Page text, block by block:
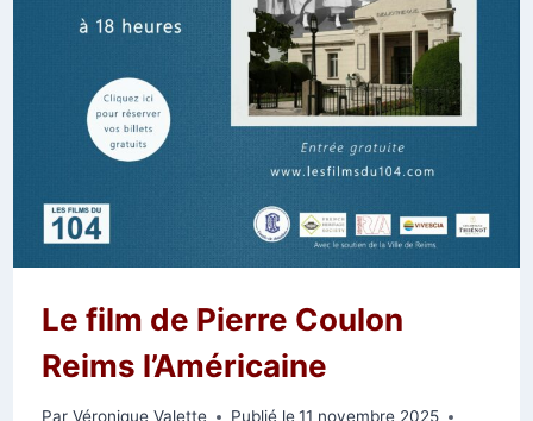
Le film de Pierre Coulon
Reims l’Américaine
Par Véronique Valette Publié le 11 novembre 2025